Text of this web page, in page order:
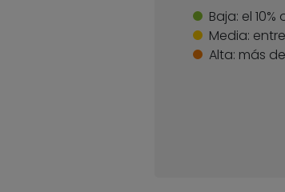
Baja: el
Media:
Alta: más